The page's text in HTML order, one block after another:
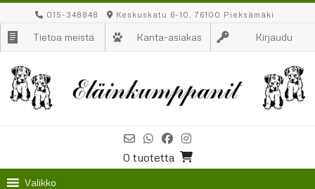
to
content
015-348848 Keskuskatu 6-10, 76100 Pieksämäki
Tietoa meistä Kanta-asiakas Kirjaudu
0 tuotetta
Valikko